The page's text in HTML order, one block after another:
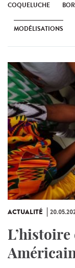
COQUELUCHE
MODÉLISATIONS
ACTUALITÉ